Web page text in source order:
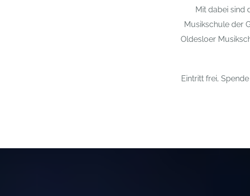
Mit dabei sind
Musikschule der
Oldesloer
Eintritt frei,